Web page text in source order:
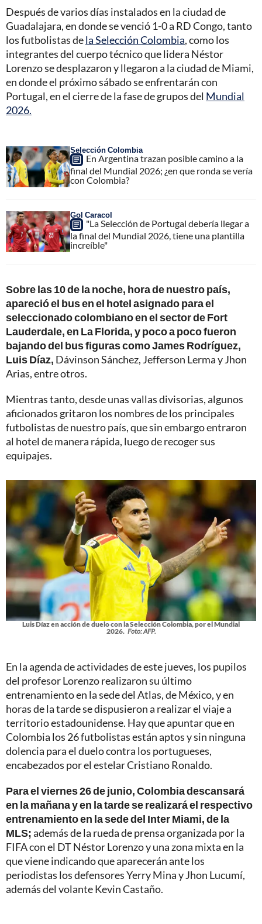
Después de varios días instalados en la ciudad de
Guadalajara, en donde se venció 1-0 a RD Congo, tanto
los futbolistas dela Selección Colombia, como los
integrantes del cuerpo técnico que lidera Néstor
Lorenzo se desplazaron y llegaron a la ciudad de Miami,
en donde el próximo sábado se enfrentarán con
Portugal, en el cierre de la fase de grupos del Mundial
2026.
Selección Colombia
En Argentina trazan posible camino a la
final del Mundial 2026; ¿en que ronda se vería
con Colombia?
Gol Caracol
"La Selección de Portugal debería llegar a
la final del Mundial 2026, tiene una plantilla
increíble"
Sobre las 10 de la noche, hora de nuestro país,
apareció el bus en el hotel asignado para el
seleccionado colombiano en el sector de Fort
Lauderdale, en La Florida, y poco a poco fueron
bajando del bus figuras como James Rodríguez,
Luis Díaz, Dávinson Sánchez, Jefferson Lerma y Jhon
Arias, entre otros.
Mientras tanto, desde unas vallas divisorias, algunos
aficionados gritaron los nombres de los principales
futbolistas de nuestro país, que sin embargo entraron
al hotel de manera rápida, luego de recoger sus
equipajes.
Luis Díaz en acción de duelo con la Selección Colombia, por el Mundial
2026. Foto: AFP.
En la agenda de actividades de este jueves, los pupilos
del profesor Lorenzo realizaron su último
entrenamiento en la sede del Atlas, de México, y en
horas de la tarde se dispusieron a realizar el viaje a
territorio estadounidense. Hay que apuntar que en
Colombia los 26 futbolistas están aptos y sin ninguna
dolencia para el duelo contra los portugueses,
encabezados por el estelar Cristiano Ronaldo.
Para el viernes 26 de junio, Colombia descansará
en la mañana y en la tarde se realizará el respectivo
entrenamiento en la sede del Inter Miami, de la
MLS;además de la rueda de prensa organizada por la
FIFA con el DT Néstor Lorenzo y una zona mixta en la
que viene indicando que aparecerán ante los
periodistas los defensores Yerry Mina y Jhon Lucumí,
además del volante Kevin Castaño.